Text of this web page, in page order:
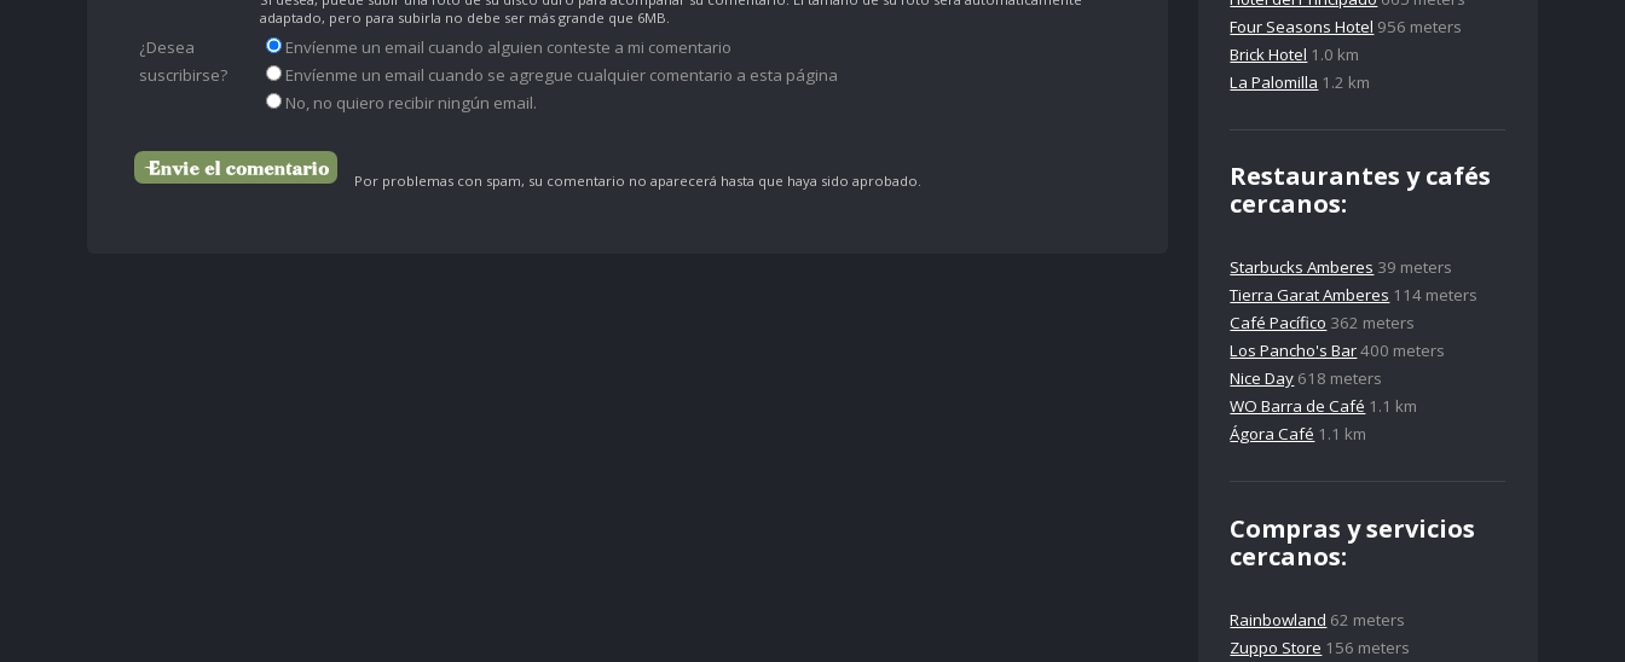
adaptado, pero para subirla no debe ser más grande que 6MB.
¿Desea
suscribirse?
Envíenme un email cuando alguien conteste a mi comentario
Envíenme un email cuando se agregue cualquier comentario a esta página
No, no quiero recibir ningún email.
Por problemas con spam, su comentario no aparecerá hasta que haya sido aprobado.
Four Seasons Hotel 956 meters
Brick Hotel 1.0 km
La Palomilla 1.2 km
Restaurantes y cafés
cercanos:
Starbucks Amberes 39 meters
Tierra Garat Amberes 114 meters
Café Pacífico 362 meters
Los Pancho's Bar400 meters
Nice Day 618 meters
WO Barra de Café 1.1 km
Ágora Café 1.1 km
Compras y servicios
cercanos:
Rainbowland 62 meters
Zuppo Store 156 meters